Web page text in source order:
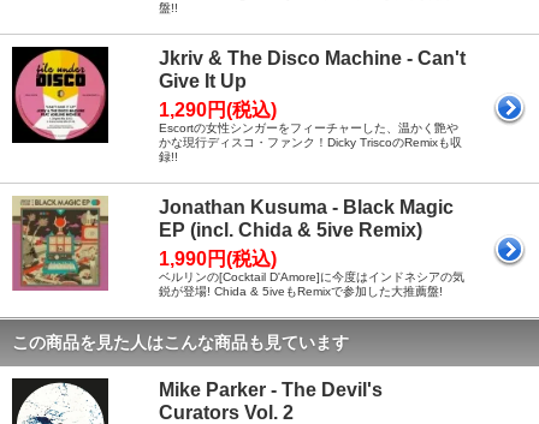
盤!!
Jkriv & The Disco Machine - Can't
Give It Up
1,290円(税込)
Escortの女性シンガーをフィーチャーした、温かく艶や
かな現行ディスコ・ファンク！Dicky TriscoのRemixも収
録!!
Jonathan Kusuma - Black Magic
EP (incl. Chida & 5ive Remix)
1,990円(税込)
ベルリンの[Cocktail D'Amore]に今度はインドネシアの気
鋭が登場! Chida & 5iveもRemixで参加した大推薦盤!
この商品を見た人はこんな商品も見ています
Mike Parker - The Devil's
Curators Vol. 2